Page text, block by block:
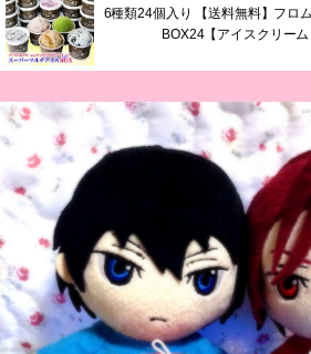
6種類24個入り 【送料無料】フロ
BOX24【アイスクリーム